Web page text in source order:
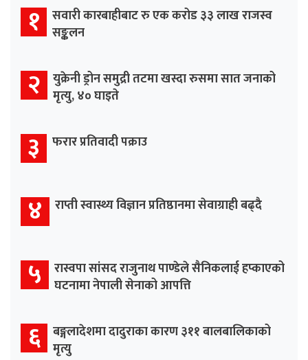
१ सवारी कारबाहीबाट रु एक करोड ३३ लाख राजस्व
सङ्कलन
२ युक्रेनी ड्रोन समुद्री तटमा खस्दा रुसमा सात जनाको
मृत्यु, ४० घाइते
३ फरार प्रतिवादी पक्राउ
४ राप्ती स्वास्थ्य विज्ञान प्रतिष्ठानमा सेवाग्राही बढ्दै
५ रास्वपा सांसद राजुनाथ पाण्डेले सैनिकलाई हप्काएको
घटनामा नेपाली सेनाको आपत्ति
६ बङ्गलादेशमा दादुराका कारण ३११ बालबालिकाको
मृत्यु